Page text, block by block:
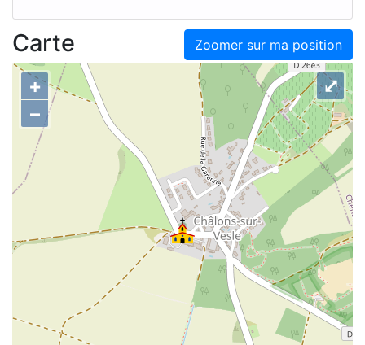
Zoomer sur ma position
Carte
+
–
⤢